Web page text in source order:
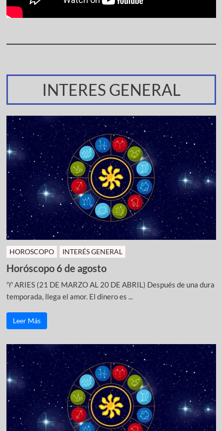
INTERES GENERAL
HOROSCOPO INTERÉS GENERAL
Horóscopo 6 de agosto
♈ ARIES (21 DE MARZO AL 20 DE ABRIL) Después de una dura
temporada, llega el amor. El dinero es ...
Leer Más